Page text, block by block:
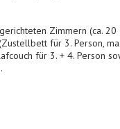
Zimmern (ca.
für 3. Person,
für 3. + 4. Person